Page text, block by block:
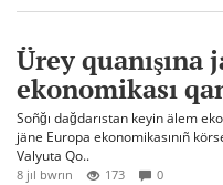
Ürey quanışına
ekonomikası
Soñğı dağdarıstan keyin älem
jäne Europa ekonomikasınıñ
Valyuta Qo..
8 jıl bwrın 173 0